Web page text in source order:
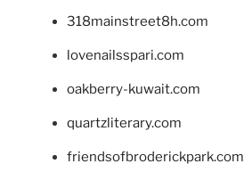
318mainstreet8h.com
lovenailsspari.com
oakberry-kuwait.com
quartzliterary.com
friendsofbroderickpark.com